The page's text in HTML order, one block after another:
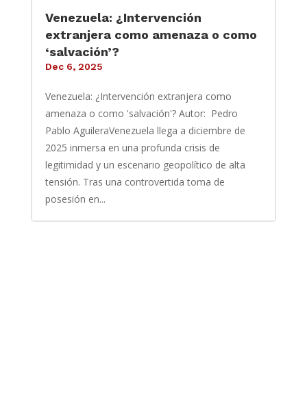
Venezuela: ¿Intervención
extranjera como amenaza o como
‘salvación’?
Dec 6, 2025
Venezuela: ¿Intervención extranjera como
amenaza o como 'salvación'? Autor: Pedro
Pablo AguileraVenezuela llega a diciembre de
2025 inmersa en una profunda crisis de
legitimidad y un escenario geopolítico de alta
tensión. Tras una controvertida toma de
posesión en...